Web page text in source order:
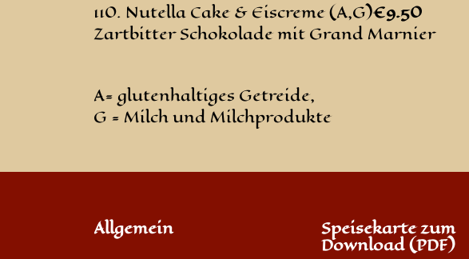
110. Nutella Cake & Eiscreme (A,G)€9.50
Zartbitter Schokolade mit Grand Marnier
A= glutenhaltiges Getreide,
G = Milch und Milchprodukte
Allgemein Speisekarte zum
Download (PDF)